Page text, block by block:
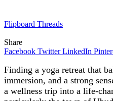
Flipboard Threads
Share
Facebook Twitter LinkedIn
Finding a yoga retreat that
immersion, and a strong
a wellness trip into a life-